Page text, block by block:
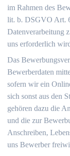
im Rahmen des
lit. b. DSGVO Art.
Datenverarbeitung
uns erforderlich
Das
Bewerberdaten
sofern wir ein
sich sonst aus den
gehören dazu die
und die zur
Anschreiben,
uns Bewerber